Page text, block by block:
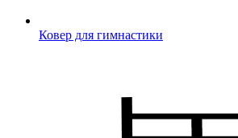
Ковер для гимнастики